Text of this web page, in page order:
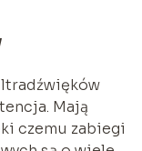
Mają
czemu zabiegi